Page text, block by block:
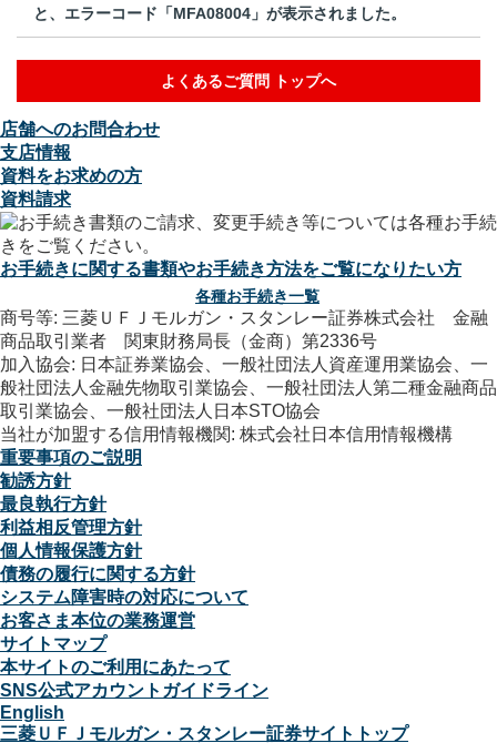
と、エラーコード「MFA08004」が表示されました。
よくあるご質問 トップへ
店舗へのお問合わせ
支店情報
資料をお求めの方
資料請求
お手続きに関する書類やお手続き方法をご覧になりたい方
各種お手続き一覧
商号等: 三菱ＵＦＪモルガン・スタンレー証券株式会社 金融
商品取引業者 関東財務局長（金商）第2336号
加入協会: 日本証券業協会、一般社団法人資産運用業協会、一
般社団法人金融先物取引業協会、一般社団法人第二種金融商品
取引業協会、一般社団法人日本STO協会
当社が加盟する信用情報機関: 株式会社日本信用情報機構
重要事項のご説明
勧誘方針
最良執行方針
利益相反管理方針
個人情報保護方針
債務の履行に関する方針
システム障害時の対応について
お客さま本位の業務運営
サイトマップ
本サイトのご利用にあたって
SNS公式アカウントガイドライン
English
三菱ＵＦＪモルガン・スタンレー証券サイトトップ